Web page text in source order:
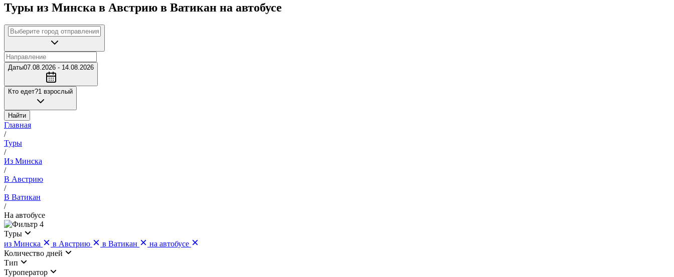
Туры из Минска в Австрию в Ватикан на автобусе
Даты07.08.2026 - 14.08.2026
Кто едет?1 взрослый
Найти
Главная
/
Туры
/
Из Минска
/
В Австрию
/
В Ватикан
/
На автобусе
4
Туры
из Минска
в Австрию в Ватикан
на автобусе
Количество дней
Тип
Туроператор